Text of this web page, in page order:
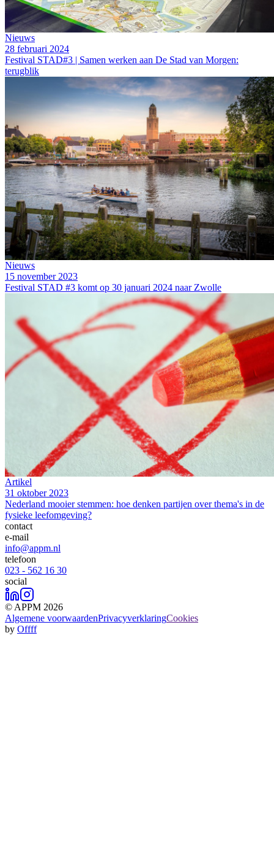
Nieuws
28 februari 2024
Festival STAD#3 | Samen werken aan De Stad van Morgen:
terugblik
Nieuws
15 november 2023
Festival STAD #3 komt op 30 januari 2024 naar Zwolle
Artikel
31 oktober 2023
Nederland mooier stemmen: hoe denken partijen over thema's in de
fysieke leefomgeving?
contact
e-mail
info@appm.nl
telefoon
023 - 562 16 30
social
© APPM 2026
Algemene voorwaardenPrivacyverklaringCookies
by Offff